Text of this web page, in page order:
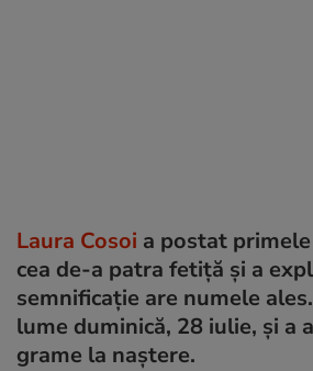
Laura Cosoi a postat
cea de-a patra fetiță și a
semnificație are numele
lume duminică, 28 iulie, și a
grame la naștere.